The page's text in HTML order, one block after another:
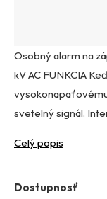
Osobný alarm na
kV AC FUNKCIA
svetelný signál.
Celý popis
Dostupnosť